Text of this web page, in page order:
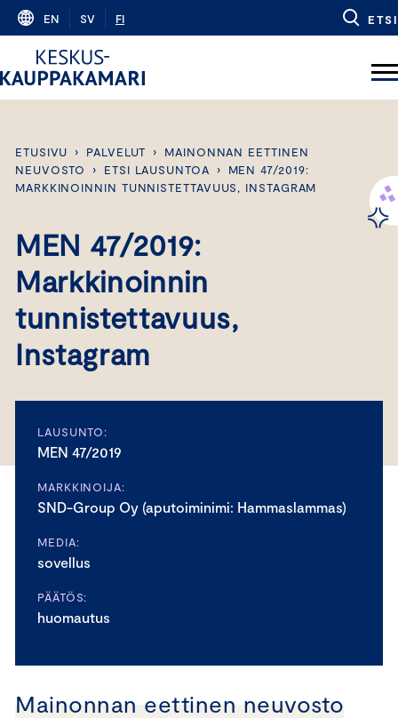
Skip
content
EN SV FI ETSI
ETUSIVU › PALVELUT ›
MAINONNAN EETTINEN
NEUVOSTO
› ETSI LAUSUNTOA ›
MEN 47/2019:
MARKKINOINNIN TUNNISTETTAVUUS, INSTAGRAM
MEN 47/2019:
Markkinoinnin
tunnistettavuus,
Instagram
LAUSUNTO:
MEN 47/2019
MARKKINOIJA:
SND-Group Oy (aputoiminimi: Hammaslammas)
MEDIA:
sovellus
PÄÄTÖS:
huomautus
Mainonnan eettinen neuvosto